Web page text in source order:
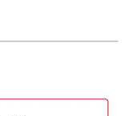
くコツをお教えし